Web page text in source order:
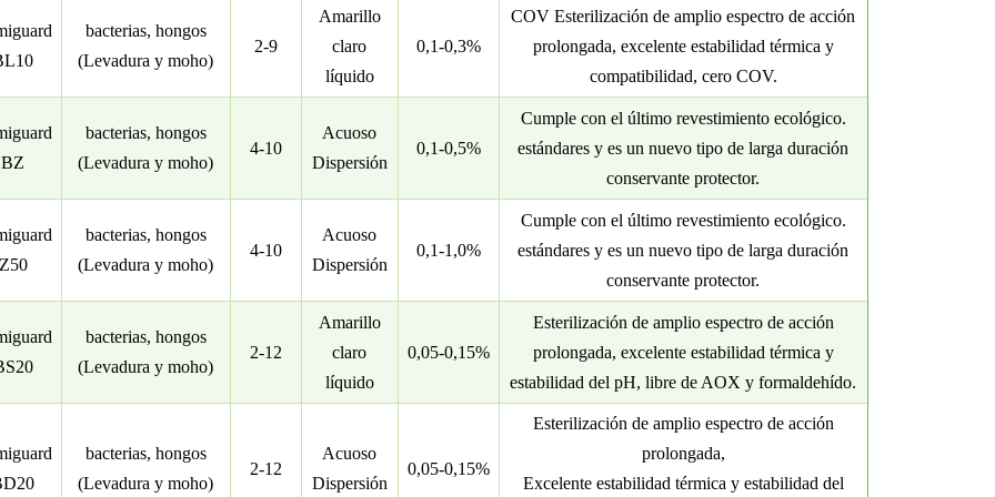
bacterias, hongos
(Levadura y moho)
2-9
Amarillo
claro
líquido
0,1-0,3%
COV Esterilización de amplio espectro de acción
prolongada, excelente estabilidad térmica y
compatibilidad, cero COV.
BZ
bacterias, hongos
(Levadura y moho)
4-10
Acuoso
Dispersión
0,1-0,5%
Cumple con el último revestimiento ecológico.
estándares y es un nuevo tipo de larga duración
conservante protector.
Z50
bacterias, hongos
(Levadura y moho)
4-10
Acuoso
Dispersión
0,1-1,0%
Cumple con el último revestimiento ecológico.
estándares y es un nuevo tipo de larga duración
conservante protector.
bacterias, hongos
(Levadura y moho)
2-12
Amarillo
claro
líquido
0,05-0,15%
Esterilización de amplio espectro de acción
prolongada, excelente estabilidad térmica y
estabilidad del pH, libre de AOX y formaldehído.
bacterias, hongos
(Levadura y moho)
2-12
Acuoso
Dispersión
0,05-0,15%
Esterilización de amplio espectro de acción
prolongada,
Excelente estabilidad térmica y estabilidad del